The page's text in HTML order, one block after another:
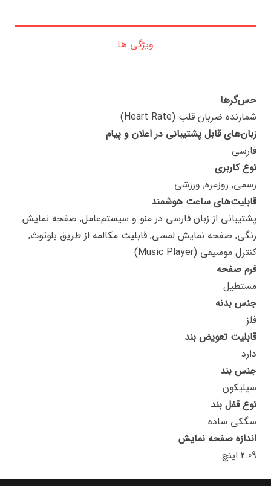
ویژگی ها
حس‌گرها
شمارنده ضربان قلب (Heart Rate)
زبان‌های قابل پشتیبانی در اعلان و پیام
فارسی
نوع کاربری
رسمی, روزمره, ورزشی
قابلیت‌های ساعت هوشمند
پشتیبانی از زبان فارسی در منو و سیستم‌عامل, صفحه نمایش
رنگی, صفحه نمایش لمسی, قابلیت مکالمه از طریق بلوتوث,
کنترل موسیقی (Music Player)
فرم صفحه
مستطیل
جنس بدنه
فلز
قابلیت تعویض بند
دارد
جنس بند
سیلیکون
نوع قفل بند
سگکی ساده
اندازه صفحه نمایش
2.09 اینچ